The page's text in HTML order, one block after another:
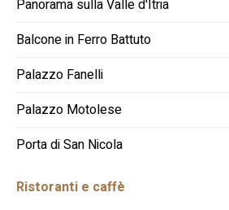
Panorama sulla Valle d'Itria
Balcone in Ferro Battuto
Palazzo Fanelli
Palazzo Motolese
Porta di San Nicola
Ristoranti e caffè